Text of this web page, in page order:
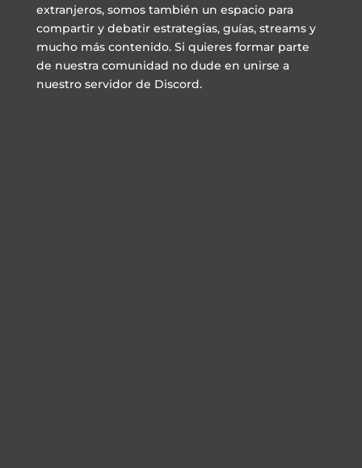
extranjeros, somos también un espacio para
compartir y debatir estrategias, guías, streams y
mucho más contenido. Si quieres formar parte
de nuestra comunidad no dude en unirse a
nuestro servidor de Discord.